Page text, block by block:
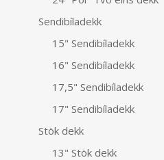
Sendibíladekk
15" Sendibíladekk
16" Sendibíladekk
17,5" Sendibíladekk
17" Sendibíladekk
Stök dekk
13" Stök dekk